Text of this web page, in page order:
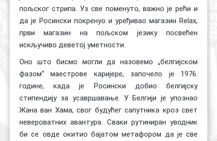
пољског стрипа. Уз све поменуто, важно је рећи и
да је Росински покренуо и уређивао магазин Relax,
први магазин на пољском језику посвећен
искључиво деветој уметности.
Оно што бисмо могли да назовемо „белгијском
фазом“ маестрове каријере, започело је 1976.
године, када је Росински добио белгијску
стипендију за усавршавање. У Белгији је упознао
Жана ван Хама, свог будућег сапутника кроз свет
невероватних авантура. Сваки рутиниран уводник
би се овде окитио бајатом метафором да је све